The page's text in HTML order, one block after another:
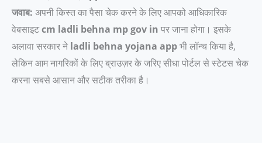
जवाब: अपनी किस्त का पैसा चेक करने के लिए आपको आधिकारिक
वेबसाइटcm ladli behna mp gov in पर जाना होगा। इसके
अलावा सरकार नेladli behna yojana appभी लॉन्च किया है,
लेकिन आम नागरिकों के लिए ब्राउज़र के जरिए सीधा पोर्टल से स्टेटस चेक
करना सबसे आसान और सटीक तरीका है।